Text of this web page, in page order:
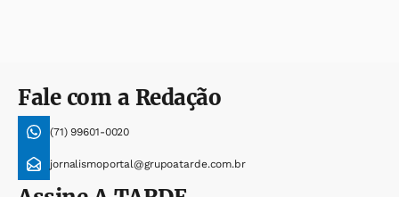
Fale com a Redação
(71) 99601-0020
jornalismoportal@grupoatarde.com.br